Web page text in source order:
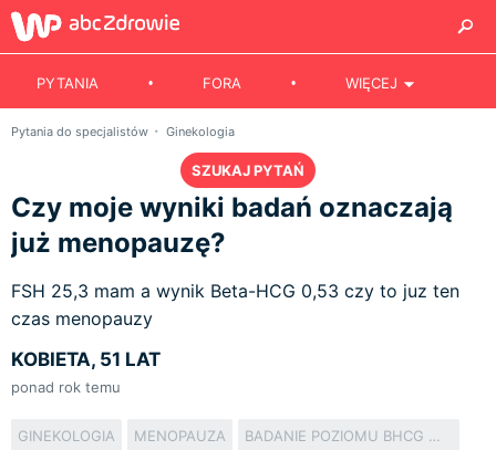
PYTANIA FORA WIĘCEJ
Pytania do specjalistów Ginekologia
SZUKAJ PYTAŃ
Czy moje wyniki badań oznaczają
już menopauzę?
FSH 25,3 mam a wynik Beta-HCG 0,53 czy to juz ten
czas menopauzy
KOBIETA, 51 LAT
ponad rok temu
GINEKOLOGIA MENOPAUZA BADANIE POZIOMU BHCG WE KRWI